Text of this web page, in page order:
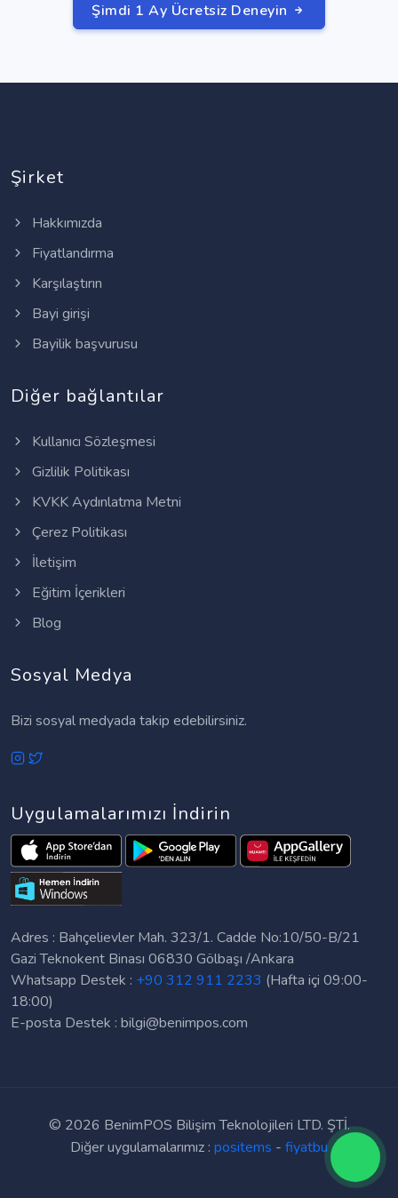
Şimdi 1 Ay Ücretsiz Deneyin
Şirket
Hakkımızda
Fiyatlandırma
Karşılaştırın
Bayi girişi
Bayilik başvurusu
Diğer bağlantılar
Kullanıcı Sözleşmesi
Gizlilik Politikası
KVKK Aydınlatma Metni
Çerez Politikası
İletişim
Eğitim İçerikleri
Blog
Sosyal Medya
Bizi sosyal medyada takip edebilirsiniz.
Uygulamalarımızı İndirin
Adres : Bahçelievler Mah. 323/1. Cadde No:10/50-B/21
Gazi Teknokent Binası 06830 Gölbaşı /Ankara
Whatsapp Destek : +90 312 911 2233 (Hafta içi 09:00-
18:00)
E-posta Destek : bilgi@benimpos.com
© 2026 BenimPOS Bilişim Teknolojileri LTD. ŞTİ.
Diğer uygulamalarımız : positems - fiyatbu